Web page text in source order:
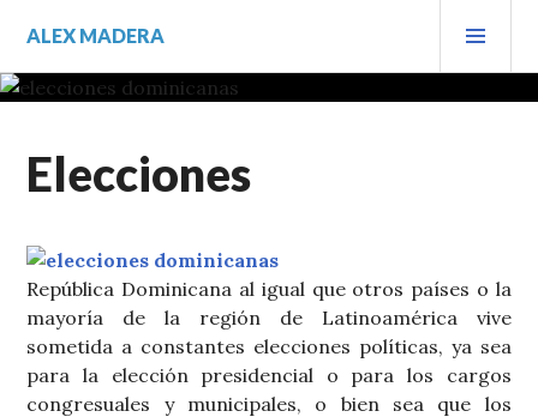
contenido.
ALEX MADERA
Elecciones
República Dominicana al igual que otros países o la
mayoría de la región de Latinoamérica vive
sometida a constantes elecciones políticas, ya sea
para la elección presidencial o para los cargos
congresuales y municipales, o bien sea que los